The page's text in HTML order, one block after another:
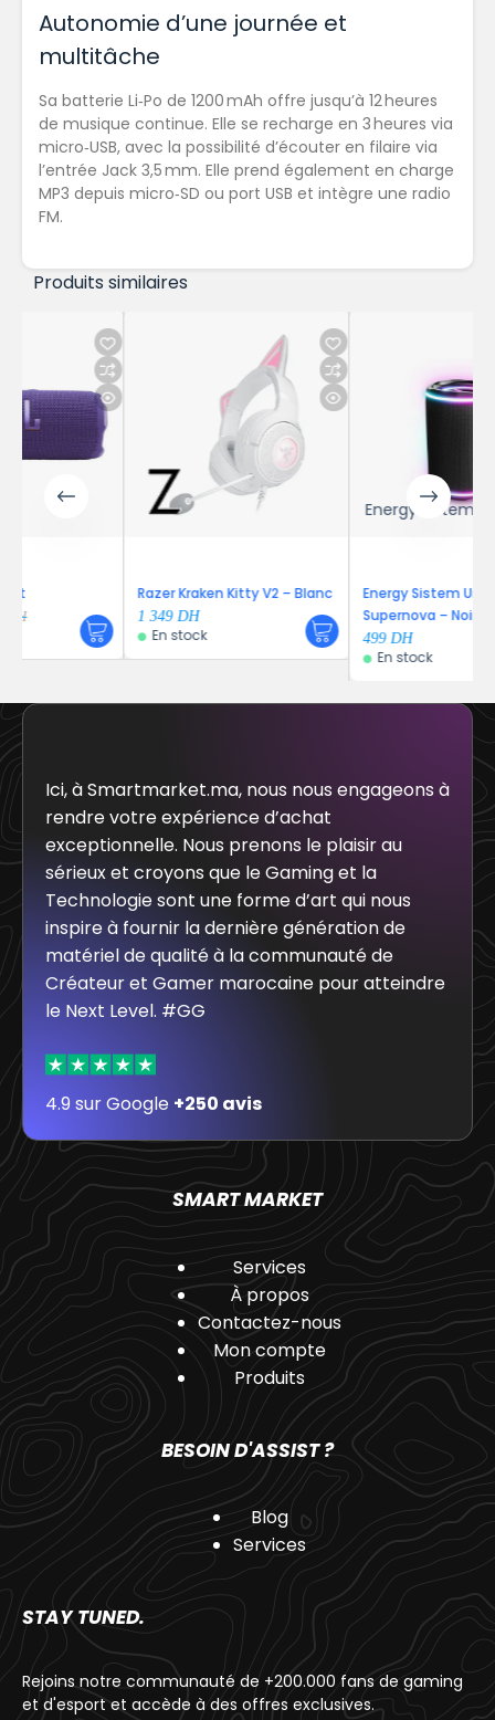
Autonomie d’une journée et
multitâche
Sa batterie Li‑Po de 1200 mAh offre jusqu’à 12 heures
de musique continue. Elle se recharge en 3 heures via
micro‑USB, avec la possibilité d’écouter en filaire via
l’entrée Jack 3,5 mm. Elle prend également en charge
MP3 depuis micro‑SD ou port USB et intègre une radio
FM.
Produits similaires
Razer Kraken Kitty V2 – Blanc
1 349 DH
En stock
Energy Sistem
Energy Sistem Urban Box
Supernova – Noir
499 DH
En stock
Ici, à Smartmarket.ma, nous nous engageons à
rendre votre expérience d’achat
exceptionnelle. Nous prenons le plaisir au
sérieux et croyons que le Gaming et la
Technologie sont une forme d’art qui nous
inspire à fournir la dernière génération de
matériel de qualité à la communauté de
Créateur et Gamer marocaine pour atteindre
le Next Level. #GG
4.9 sur Google +250 avis
SMART MARKET
Services
À propos
Contactez-nous
Mon compte
Produits
BESOIN D'ASSIST ?
Blog
Services
STAY TUNED.
Rejoins notre communauté de +200.000 fans de gaming
et d'esport et accède à des offres exclusives.